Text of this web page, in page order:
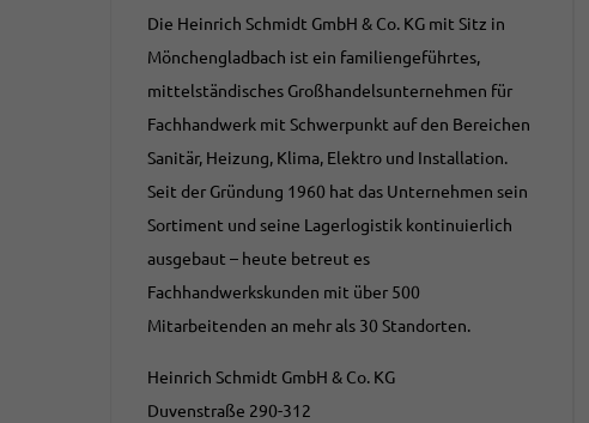
Die Heinrich Schmidt GmbH & Co. KG mit Sitz in
Mönchengladbach ist ein familiengeführtes,
mittelständisches Großhandelsunternehmen für
Fachhandwerk mit Schwerpunkt auf den Bereichen
Sanitär, Heizung, Klima, Elektro und Installation.
Seit der Gründung 1960 hat das Unternehmen sein
Sortiment und seine Lagerlogistik kontinuierlich
ausgebaut – heute betreut es
Fachhandwerkskunden mit über 500
Mitarbeitenden an mehr als 30 Standorten.
Heinrich Schmidt GmbH & Co. KG
Duvenstraße 290-312